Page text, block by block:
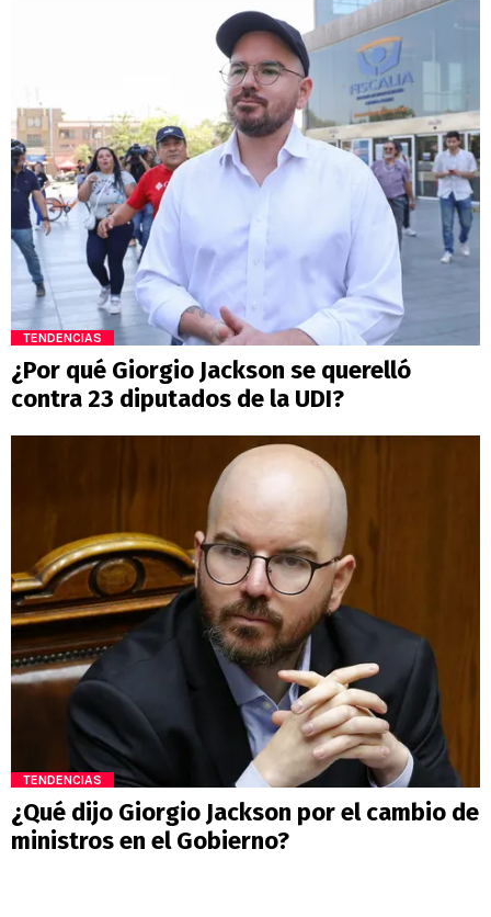
TENDENCIAS
¿Por qué Giorgio Jackson se querelló
contra 23 diputados de la UDI?
TENDENCIAS
¿Qué dijo Giorgio Jackson por el cambio de
ministros en el Gobierno?